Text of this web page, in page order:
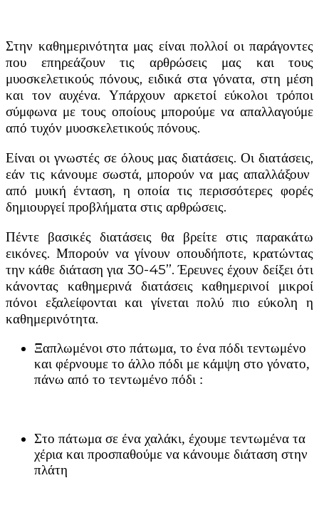
Στην καθημερινότητα μας είναι πολλοί οι παράγοντες
που επηρεάζουν τις αρθρώσεις μας και τους
μυοσκελετικούς πόνους, ειδικά στα γόνατα, στη μέση
και τον αυχένα. Υπάρχουν αρκετοί εύκολοι τρόποι
σύμφωνα με τους οποίους μπορούμε να απαλλαγούμε
από τυχόν μυοσκελετικούς πόνους.
Είναι οι γνωστές σε όλους μας διατάσεις. Οι διατάσεις,
εάν τις κάνουμε σωστά, μπορούν να μας απαλλάξουν
από μυική ένταση, η οποία τις περισσότερες φορές
δημιουργεί προβλήματα στις αρθρώσεις.
Πέντε βασικές διατάσεις θα βρείτε στις παρακάτω
εικόνες. Μπορούν να γίνουν οπουδήποτε, κρατώντας
την κάθε διάταση για 30-45’’. Έρευνες έχουν δείξει ότι
κάνοντας καθημερινά διατάσεις καθημερινοί μικροί
πόνοι εξαλείφονται και γίνεται πολύ πιο εύκολη η
καθημερινότητα.
Ξαπλωμένοι στο πάτωμα, το ένα πόδι τεντωμένο
και φέρνουμε το άλλο πόδι με κάμψη στο γόνατο,
πάνω από το τεντωμένο πόδι :
Στο πάτωμα σε ένα χαλάκι, έχουμε τεντωμένα τα
χέρια και προσπαθούμε να κάνουμε διάταση στην
πλάτη